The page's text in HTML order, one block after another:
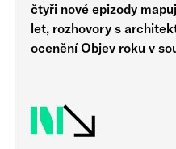
čtyři nové epizody
let, rozhovory s
ocenění Objev roku v